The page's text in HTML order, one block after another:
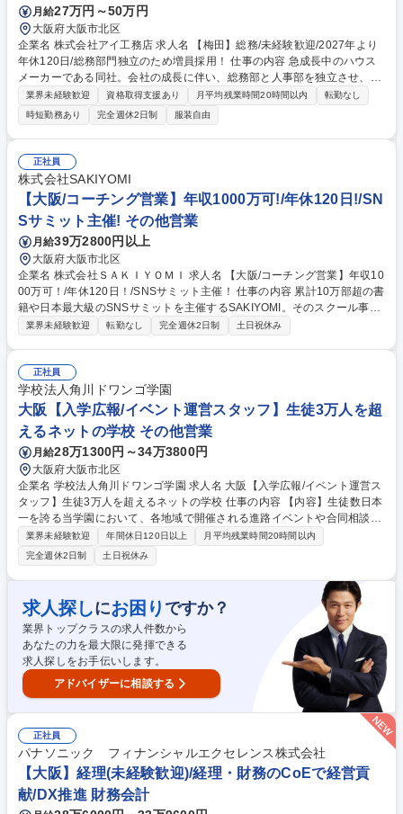
月給27万円～50万円
大阪府大阪市北区
企業名 株式会社アイ工務店 求人名 【梅田】総務/未経験歓迎/2027年より
年休120日/総務部門独立のため増員採用！ 仕事の内容 急成長中のハウス
メーカーである同社。会社の成長に伴い、総務部と人事部を独立させ、増
員採用することとなりました。 総務/庶務業務、備品管理、車両管理、印
章管理、社内行事運営等 業務は多岐にわたりますが、経験や適性に応じて
業務分担をしております。 研修旅行の企画などでは外部代理店とも協力し
ながら円滑な運営を行います（直近ではハワイなど） (変更の範囲)業務内
容は限定しない 募集職種 【梅田】総務/未経験歓迎/2027年より年休120
日/総務部門独立のため増員採用！
業界未経験歓迎 資格取得支援あり 月平均残業時間20時間以内
転勤なし
時短勤務あり
完全週休2日制 服装自由
正社員
株式会社SAKIYOMI
【大阪/コーチング営業】年収1000万可!/年休120日!/SN
Sサミット主催! その他営業
月給39万2800円以上
大阪府大阪市北区
企業名 株式会社ＳＡＫＩＹＯＭＩ 求人名 【大阪/コーチング営業】年収10
00万可！/年休120日！/SNSサミット主催！ 仕事の内容 累計10万部超の書
籍や日本最大級のSNSサミットを主催するSAKIYOMI。そのスクール事業
で受講検討者へのカウンセリング・提案を担います。完全反響型で、顧客
ャリア課題を特定し、理想を実現するための意思決定を支援します。高単
価×無形商材の営業を通して、本質的な課題解決力が磨かれます。事業拡
大中のため、早期に営業責任者や仕組み作りに携わるチャンスも豊富。成
果はダイレクトに還元され、入社1年で年収を200万円アップさせるメン
バーも珍しくありません。 募集職種 【大阪/コーチング営業】年収1000万
可！/年休120日！/SNSサミット主催！
業界未経験歓迎 転勤なし 完全週休2日制 土日祝休み
正社員
学校法人角川ドワンゴ学園
大阪【入学広報/イベント運営スタッフ】生徒3万人を超
えるネットの学校 その他営業
月給28万1300円～34万3800円
大阪府大阪市北区
企業名 学校法人角川ドワンゴ学園 求人名 大阪【入学広報/イベント運営ス
タッフ】生徒3万人を超えるネットの学校 仕事の内容 【内容】生徒数日本
一を誇る当学園において、各地域で開催される進路イベントや合同相談会
イベントの運営など、これから入学を検討されている方を対象にイベント
設計や運営等の業務をご担当いただきます。 【詳細】各地域で開催される
進路イベントや合同相談会イベントの運営 ・現地スタッフのディレクショ
ン ・接客・面談マニュアルの設計、研修 ・空間の演出・デザイン 募集職
種 大阪【入学広報/イベント運営スタッフ】生徒3万人を超えるネットの学
校
業界未経験歓迎 年間休日120日以上
月平均残業時間20時間以内
完全週休2日制
土日祝休み
求人探しにお困り ですか？
業界トップクラスの求人件数から
あなたの力を最大限に発揮できる
求人探しをお手伝いします。
アドバイザーに相談する
正社員
パナソニック フィナンシャルエクセレンス株式会社
【大阪】経理(未経験歓迎)/経理・財務のCoEで経営貢
献/DX推進 財務会計